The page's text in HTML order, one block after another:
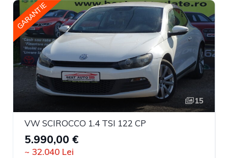
GARANTIE
15
VW SCIROCCO 1.4 TSI 122 CP
5.990,00 €
~ 32.040 Lei